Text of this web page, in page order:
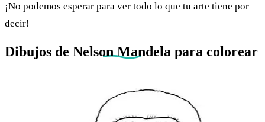
¡No podemos esperar para ver todo lo que tu arte tiene por
decir!
Dibujos de Nelson Mandela para colorear